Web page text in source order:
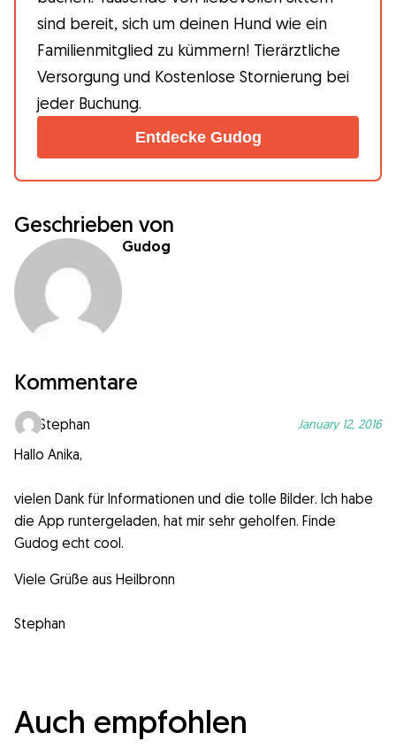
sind bereit, sich um deinen Hund wie ein
Familienmitglied zu kümmern! Tierärztliche
Versorgung und Kostenlose Stornierung bei
jeder Buchung.
Entdecke Gudog
Geschrieben von
Gudog
Kommentare
Stephan January 12, 2016
Hallo Anika,
vielen Dank für Informationen und die tolle Bilder. Ich habe
die App runtergeladen, hat mir sehr geholfen. Finde
Gudog echt cool.
Viele Grüße aus Heilbronn
Stephan
Auch empfohlen